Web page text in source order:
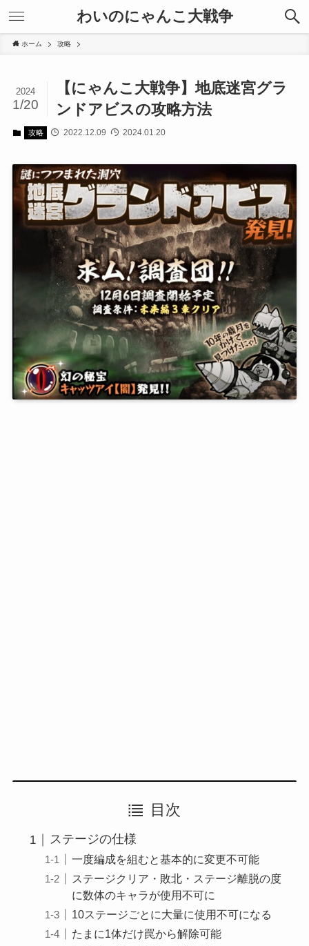
わいのにゃんこ大戦争
ホーム 攻略
【にゃんこ大戦争】地底迷宮グラ
ンドアビスの攻略方法
2024
1/20
攻略 2022.12.09 2024.01.20
目次
ステージの仕様
一度編成を組むと基本的に変更不可能
ステージクリア・敗北・ステージ離脱の度
に数体のキャラが使用不可に
10ステージごとに大量に使用不可になる
たまに1体だけ罠から解除可能